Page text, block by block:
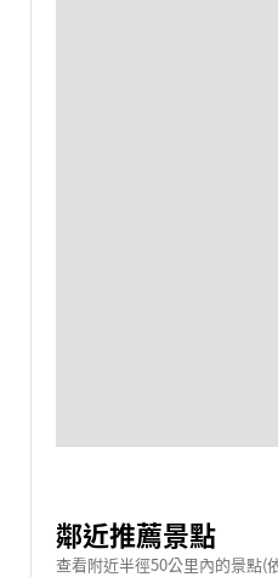
鄰近推薦景點
查看附近半徑50公里內的景點(